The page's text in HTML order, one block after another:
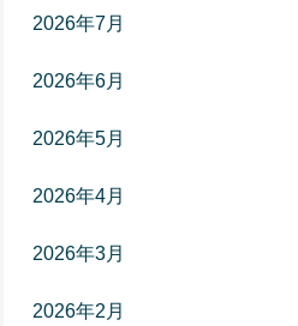
2026年7月
2026年6月
2026年5月
2026年4月
2026年3月
2026年2月